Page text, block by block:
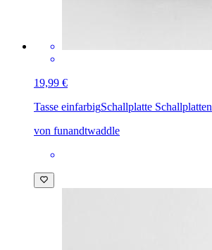
19,99 €
Tasse einfarbigSchallplatte Schallplatten
von funandtwaddle